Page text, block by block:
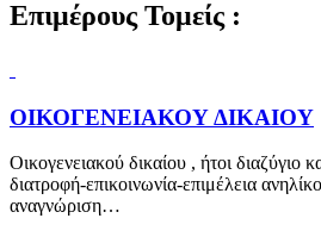
Επιμέρους Τομείς :
ΟΙΚΟΓΕΝΕΙΑΚΟΥ ΔΙΚΑΙΟΥ
Οικογενειακού δικαίου , ήτοι διαζύγιο
διατροφή-επικοινωνία-επιμέλεια
αναγνώριση…